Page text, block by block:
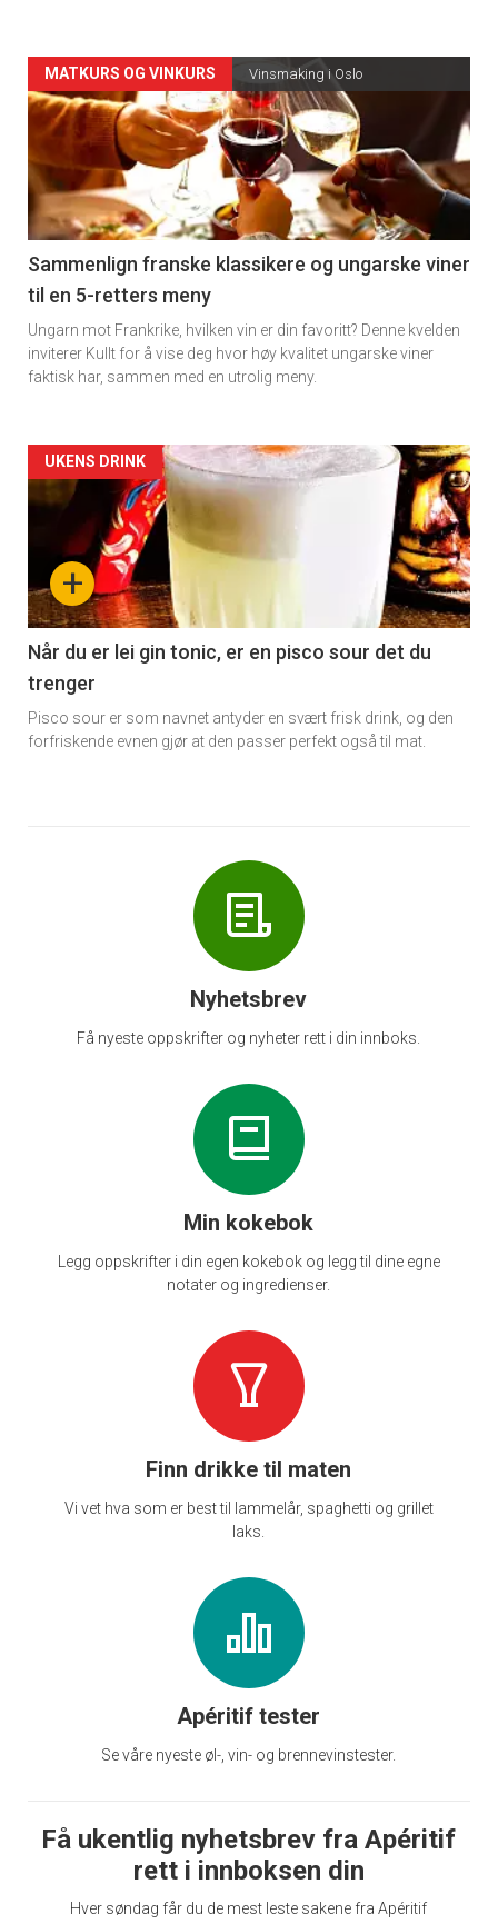
Forsiden
akkurat
nå
-
5
MATKURS OG VINKURS Vinsmaking i Oslo
Sammenlign franske klassikere og ungarske viner
til en 5-retters meny
Ungarn mot Frankrike, hvilken vin er din favoritt? Denne kvelden
inviterer Kullt for å vise deg hvor høy kvalitet ungarske viner
faktisk har, sammen med en utrolig meny.
Forsiden
akkurat
nå
-
6
+
UKENS DRINK
Når du er lei gin tonic, er en pisco sour det du
trenger
Pisco sour er som navnet antyder en svært frisk drink, og den
forfriskende evnen gjør at den passer perfekt også til mat.
Nyhetsbrev
Få nyeste oppskrifter og nyheter rett i din innboks.
Min kokebok
Legg oppskrifter i din egen kokebok og legg til dine egne
notater og ingredienser.
Finn drikke til maten
Vi vet hva som er best til lammelår, spaghetti og grillet
laks.
Apéritif tester
Se våre nyeste øl-, vin- og brennevinstester.
Få ukentlig nyhetsbrev fra Apéritif
rett i innboksen din
Hver søndag får du de mest leste sakene fra Apéritif